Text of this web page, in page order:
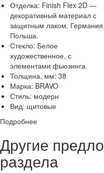
Отделка: Finish Flex 2D —
декоративный материал с
защитным лаком. Германия,
Польша.
Стекло: Белое
художественное, с
элементами фьюзинга.
Толщина, мм: 38
Марка: BRAVO
Стиль: модерн
Вид: щитовые
Подробнее
Другие
раздела